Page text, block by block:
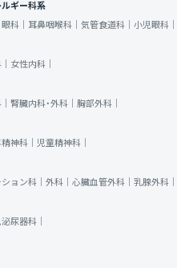
ルギー科系
眼科｜ 耳鼻咽喉科｜ 気管食道科｜ 小児眼科｜
女性内科｜
腎臓内科・外科｜ 胸部外科｜
神科｜ 児童精神科｜
ョン科｜ 外科｜ 心臓血管外科｜ 乳腺外科｜
尿器科｜